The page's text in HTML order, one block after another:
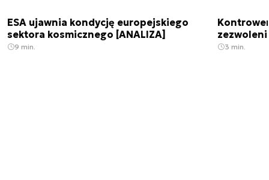
ESA ujawnia kondycję europejskiego
sektora kosmicznego [ANALIZA]
9 min. 3 min.